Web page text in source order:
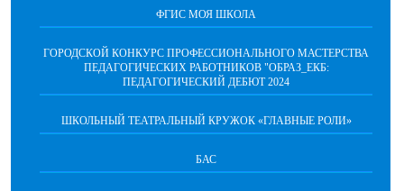
ФГИС МОЯ ШКОЛА
ГОРОДСКОЙ КОНКУРС ПРОФЕССИОНАЛЬНОГО МАСТЕРСТВА
ПЕДАГОГИЧЕСКИХ РАБОТНИКОВ "ОБРАЗ_ЕКБ:
ПЕДАГОГИЧЕСКИЙ ДЕБЮТ 2024
ШКОЛЬНЫЙ ТЕАТРАЛЬНЫЙ КРУЖОК «ГЛАВНЫЕ РОЛИ»
БАС